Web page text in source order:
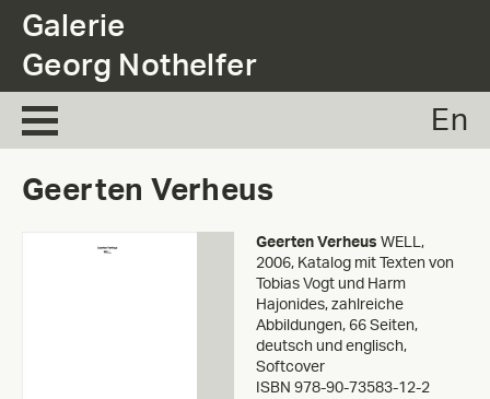
Galerie
Georg Nothelfer
En
Geerten Verheus
Geerten Verheus WELL,
2006, Katalog mit Texten von
Tobias Vogt und Harm
Hajonides, zahlreiche
Abbildungen, 66 Seiten,
deutsch und englisch,
Softcover
ISBN 978-90-73583-12-2